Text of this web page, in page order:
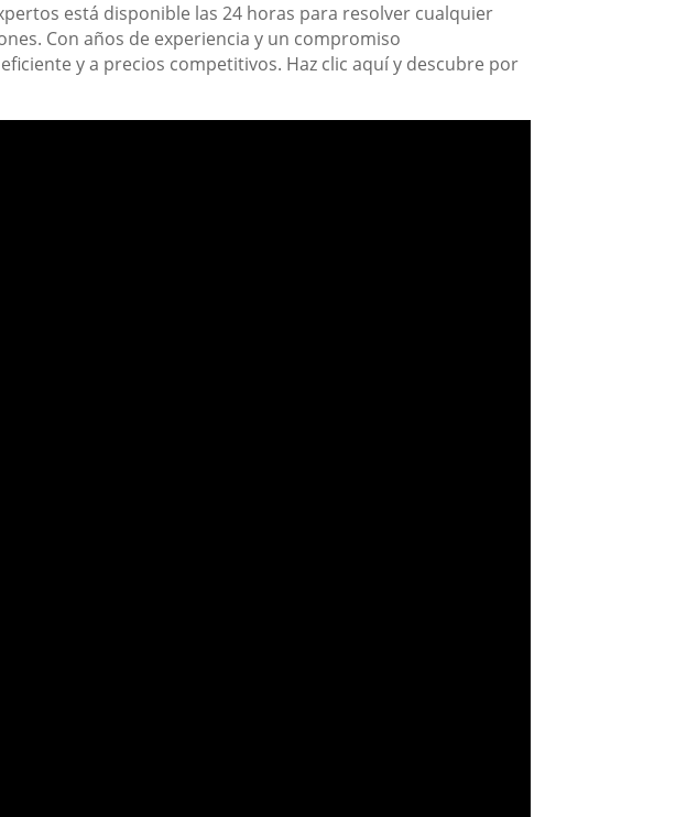
está disponible las 24 horas para resolver cualquier
Con años de experiencia y un compromiso
y a precios competitivos. Haz clic aquí y descubre por